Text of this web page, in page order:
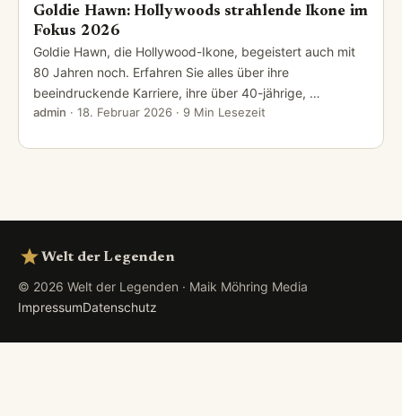
Goldie Hawn: Hollywoods strahlende Ikone im
Fokus 2026
Goldie Hawn, die Hollywood-Ikone, begeistert auch mit
80 Jahren noch. Erfahren Sie alles über ihre
beeindruckende Karriere, ihre über 40-jährige, …
admin · 18. Februar 2026 · 9 Min Lesezeit
Welt der Legenden
© 2026 Welt der Legenden · Maik Möhring Media
ImpressumDatenschutz